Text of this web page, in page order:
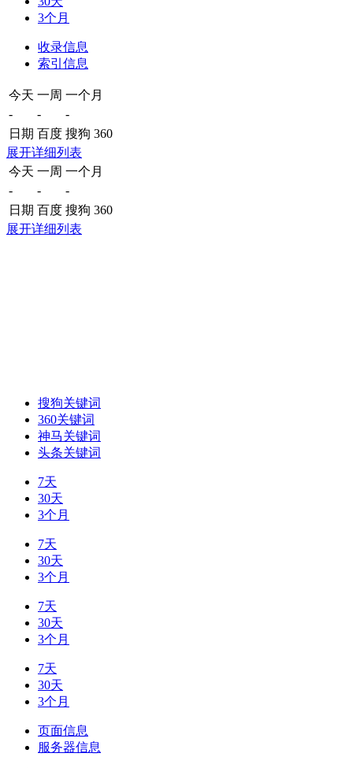
3个月
收录信息
索引信息
今天 一周 一个月
-
-
-
日期 百度 搜狗 360
展开详细列表
今天 一周 一个月
-
-
-
日期 百度 搜狗 360
展开详细列表
搜狗关键词
360关键词
神马关键词
头条关键词
7天
30天
3个月
7天
30天
3个月
7天
30天
3个月
7天
30天
3个月
页面信息
服务器信息